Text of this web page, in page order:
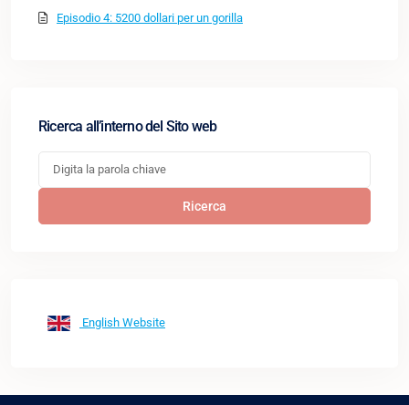
Episodio 4: 5200 dollari per un gorilla
Ricerca all’interno del Sito web
Ricerca
English Website